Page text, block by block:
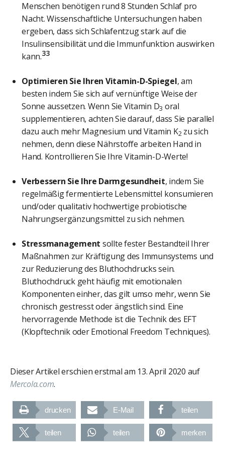
Menschen benötigen rund 8 Stunden Schlaf pro
Nacht. Wissenschaftliche Untersuchungen haben
ergeben, dass sich Schlafentzug stark auf die
Insulinsensibilität und die Immunfunktion auswirken
kann.33
Optimieren Sie Ihren Vitamin-D-Spiegel, am
besten indem Sie sich auf vernünftige Weise der
Sonne aussetzen. Wenn Sie Vitamin D3 oral
supplementieren, achten Sie darauf, dass Sie parallel
dazu auch mehr Magnesium und Vitamin K2 zu sich
nehmen, denn diese Nährstoffe arbeiten Hand in
Hand. Kontrollieren Sie Ihre Vitamin-D-Werte!
Verbessern Sie Ihre Darmgesundheit, indem Sie
regelmäßig fermentierte Lebensmittel konsumieren
und/oder qualitativ hochwertige probiotische
Nahrungsergänzungsmittel zu sich nehmen.
Stressmanagement sollte fester Bestandteil Ihrer
Maßnahmen zur Kräftigung des Immunsystems und
zur Reduzierung des Bluthochdrucks sein.
Bluthochdruck geht häufig mit emotionalen
Komponenten einher, das gilt umso mehr, wenn Sie
chronisch gestresst oder ängstlich sind. Eine
hervorragende Methode ist die Technik des EFT
(Klopftechnik oder Emotional Freedom Techniques).
Dieser Artikel erschien erstmal am 13. April 2020 auf
Mercola.com.
drucken E-Mail teilen
teilen teilen merken